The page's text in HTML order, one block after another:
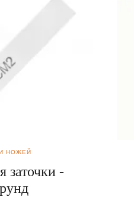
НОЖЕЙ
заточки -